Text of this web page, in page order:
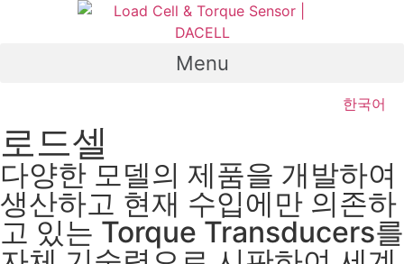
Menu
한국어
로드셀
다양한 모델의 제품을 개발하여
생산하고 현재 수입에만 의존하
고 있는 Torque Transducers를